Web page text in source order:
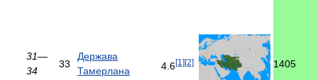
31—
34
33
Держава
Тамерлана
4.6[1][2] 1405